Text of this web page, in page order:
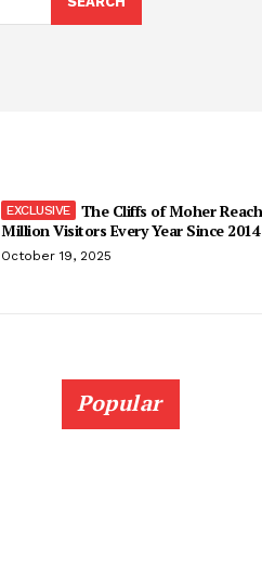
The Cliffs of Moher
Million Visitors Every Year Since 2014
October 19, 2025
Popular